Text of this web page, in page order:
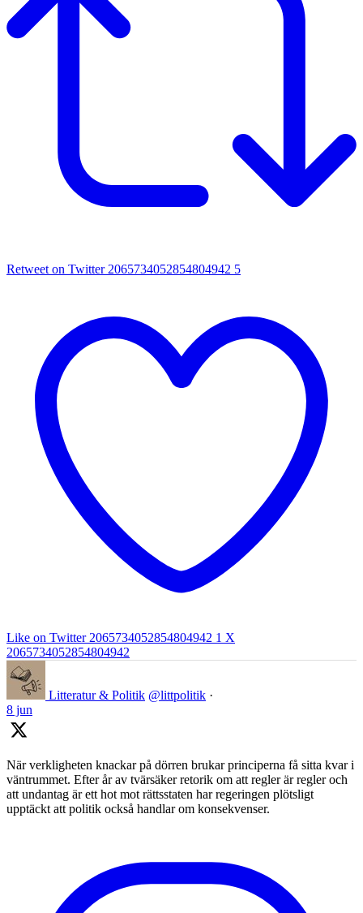
Retweet on Twitter 2065734052854804942 5
Like on Twitter 2065734052854804942 1 X
2065734052854804942
Litteratur & Politik @littpolitik ·
8 jun
När verkligheten knackar på dörren brukar principerna få sitta kvar i
väntrummet. Efter år av tvärsäker retorik om att regler är regler och
att undantag är ett hot mot rättsstaten har regeringen plötsligt
upptäckt att politik också handlar om konsekvenser.